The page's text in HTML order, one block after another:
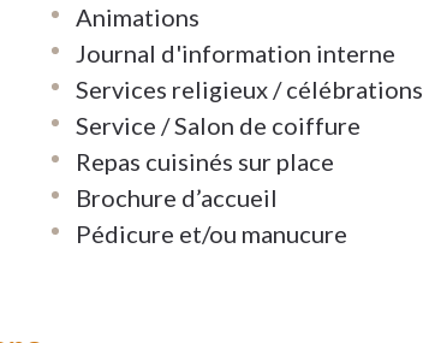
Animations
Journal d'information interne
Services religieux / célébrations
Service / Salon de coiffure
Repas cuisinés sur place
Brochure d’accueil
Pédicure et/ou manucure